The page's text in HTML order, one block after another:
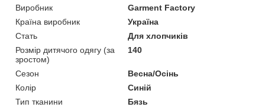
Виробник
Garment Factory
Країна виробник
Україна
Стать
Для хлопчиків
Розмір дитячого одягу (за
зростом)
140
Сезон
Весна/Осінь
Колір
Синій
Тип тканини
Бязь